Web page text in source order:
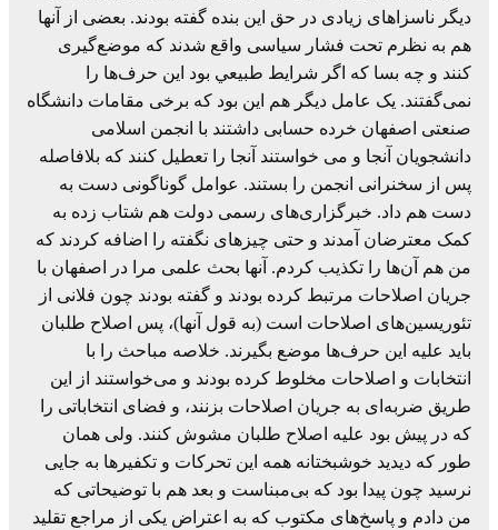
دیگر ناسزاهای زیادی در حق این بنده گفته بودند. بعضی از آنها
هم به نظرم تحت فشار سیاسی واقع شدند که موضع‌گیری
کنند و چه بسا که اگر شرايط طبيعي بود این حرف‌ها را
نمی‌گفتند. یک عامل دیگر هم این بود که برخی مقامات دانشگاه
صنعتی اصفهان خرده حسابی داشتند با انجمن اسلامی
دانشجویان آنجا و می خواستند آنجا را تعطیل کنند که بلافاصله
پس از سخنرانی انجمن را بستند. عوامل گوناگونی دست به
دست هم داد. خبرگزاری‌های رسمی دولت هم شتاب زده به
کمک معترضان آمدند و حتی چیزهای نگفته را اضافه کردند که
من هم آن‌ها را تکذیب کردم. آنها بحث علمی مرا در اصفهان با
جریان اصلاحات مرتبط کرده بودند و گفته بودند چون فلانی از
تئوریسین‌های اصلاحات است (به قول آنها)، پس اصلاح طلبان
باید علیه این حرف‌ها موضع بگیرند. خلاصه مباحث را با
انتخابات و اصلاحات مخلوط کرده بودند و می‌خواستند از این
طریق ضربه‌ای به جریان اصلاحات بزنند، و فضای انتخاباتی را
که در پیش بود علیه اصلاح طلبان مشوش کنند. ولی همان
طور که دیدید خوشبختانه همه این تحرکات و تکفیرها به جایی
نرسید چون پیدا بود که بی‌مبناست و بعد هم با توضیحاتی که
من دادم و پاسخ‌های مکتوب که به اعتراض یکی از مراجع تقلید